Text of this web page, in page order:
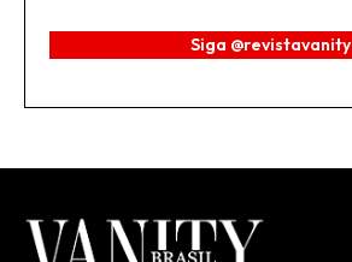
Siga @revistavanity